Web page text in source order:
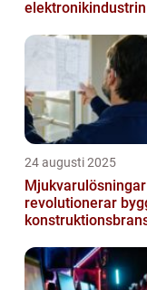
elektronikindustrin
24 augusti 2025
revolutionerar